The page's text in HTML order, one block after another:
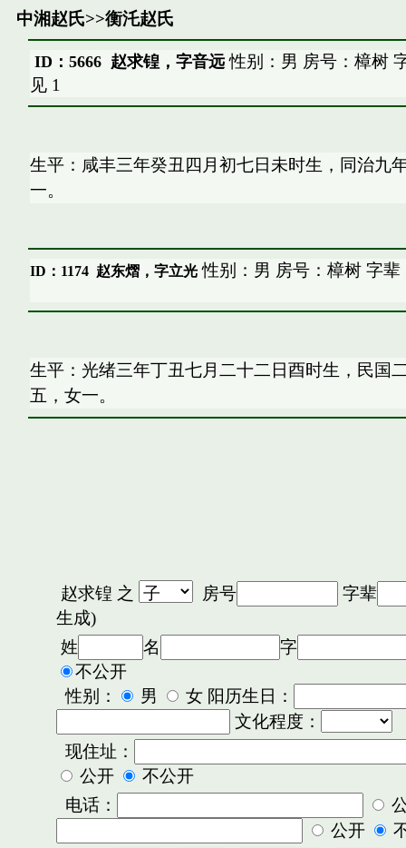
中湘赵氏>>衡汑赵氏
ID：5666 赵求锽，字音远性别：男 房号：樟树
见 1
生平：咸丰三年癸丑四月初七日未时生，同治九
一。
ID：1174 赵东熠，字立光性别：男 房号：樟树 字辈
生平：光绪三年丁丑七月二十二日酉时生，民国
五，女一。
赵求锽 之 房号
字辈
生成)
姓
名
字
不公开
性别：
男
女 阳历生日：
文化程度：
现住址：
公开
不公开
电话：
公开